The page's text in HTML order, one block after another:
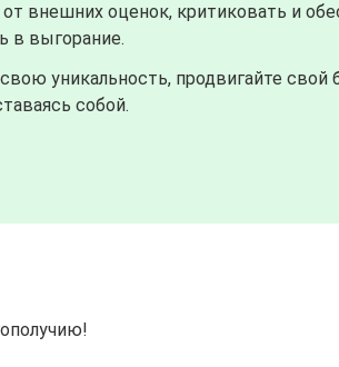
внешних оценок, критиковать и
в выгорание.
уникальность, продвигайте свой
собой.